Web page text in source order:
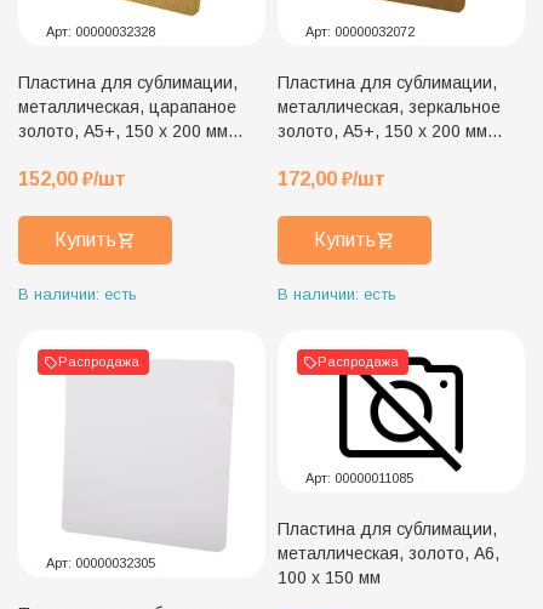
Арт: 00000032328
Пластина для сублимации,
металлическая, царапаное
золото, А5+, 150 х 200 мм
152,00 ₽/шт
Купить
В наличии: есть
Арт: 00000032072
Пластина для сублимации,
металлическая, зеркальное
золото, А5+, 150 х 200 мм
172,00 ₽/шт
Купить
В наличии: есть
Распродажа
Арт: 00000032305
Распродажа
Арт: 00000011085
Пластина для сублимации,
металлическая, золото, А6,
100 х 150 мм